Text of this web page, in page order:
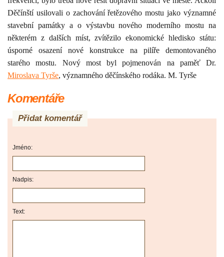
Děčínští usilovali o zachování řetězového mostu jako významné
stavební památky a o výstavbu nového moderního mostu na
některém z dalších míst, zvítězilo ekonomické hledisko státu:
úsporné osazení nové konstrukce na pilíře demontovaného
starého mostu. Nový most byl pojmenován na paměť Dr.
Miroslava Tyrše, významného děčínského rodáka. M. Tyrše
Komentáře
Přidat komentář
Jméno:
Nadpis:
Text: